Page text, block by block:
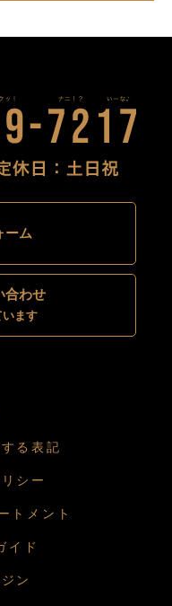
る表記
シー
トメント
イド
ン
ーム
合わせ
ます